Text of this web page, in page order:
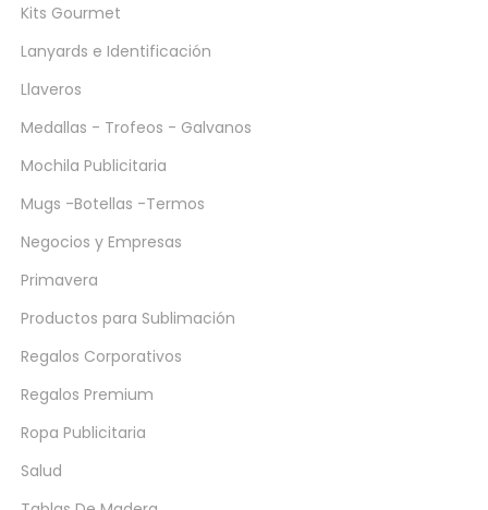
Kits Gourmet
Lanyards e Identificación
Llaveros
Medallas - Trofeos - Galvanos
Mochila Publicitaria
Mugs -Botellas -Termos
Negocios y Empresas
Primavera
Productos para Sublimación
Regalos Corporativos
Regalos Premium
Ropa Publicitaria
Salud